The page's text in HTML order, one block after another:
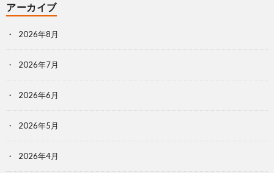
アーカイブ
2026年8月
2026年7月
2026年6月
2026年5月
2026年4月